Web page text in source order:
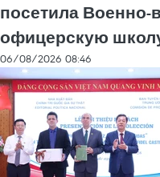
посетила
офицерскую
06/08/2026 08:46